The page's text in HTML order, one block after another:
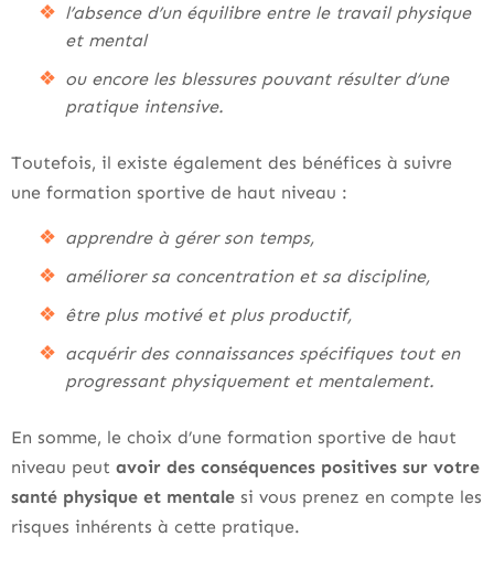
l’absence d’un équilibre entre le travail physique
et mental
ou encore les blessures pouvant résulter d’une
pratique intensive.
Toutefois, il existe également des bénéfices à suivre
une formation sportive de haut niveau :
apprendre à gérer son temps,
améliorer sa concentration et sa discipline,
être plus motivé et plus productif,
acquérir des connaissances spécifiques tout en
progressant physiquement et mentalement.
En somme, le choix d’une formation sportive de haut
niveau peut avoir des conséquences positives sur votre
santé physique et mentale si vous prenez en compte les
risques inhérents à cette pratique.